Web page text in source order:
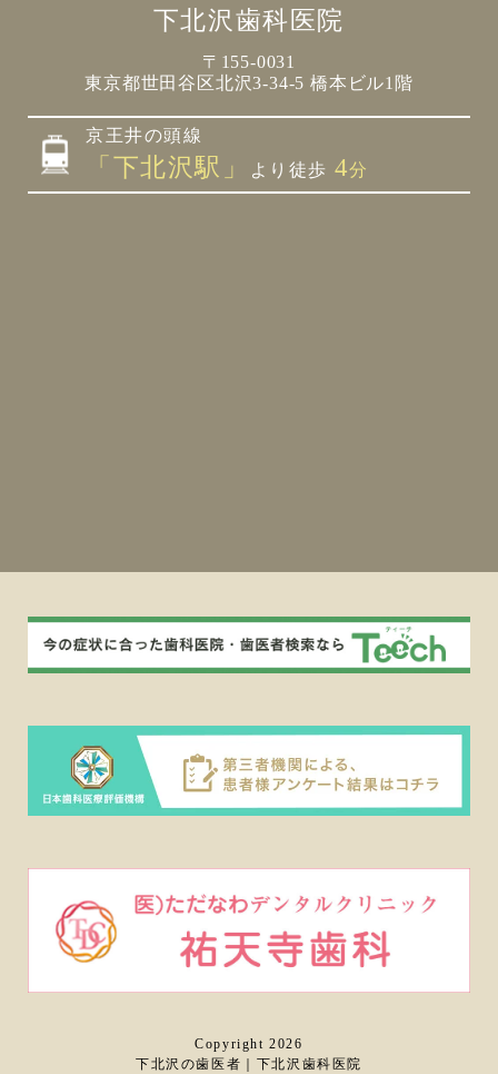
下北沢歯科医院
〒155-0031
東京都世田谷区北沢3-34-5 橋本ビル1階
京王井の頭線
「下北沢駅」 より徒歩 4分
Copyright 2026
下北沢の歯医者｜下北沢歯科医院